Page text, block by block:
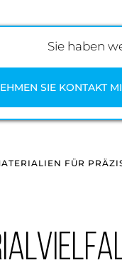
Sie haben
SIE KONTAKT
FÜR